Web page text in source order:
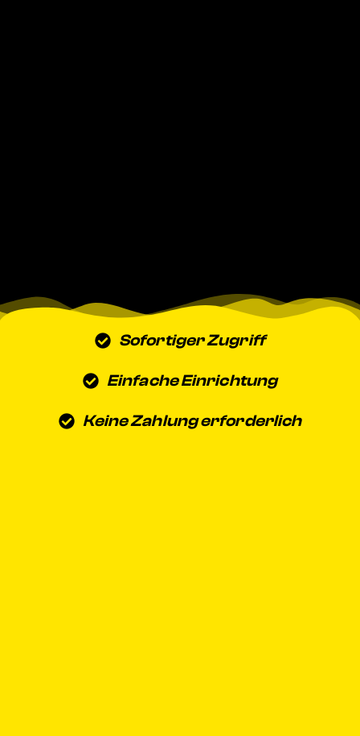
Sofortiger Zugriff
Einfache Einrichtung
Keine Zahlung erforderlich